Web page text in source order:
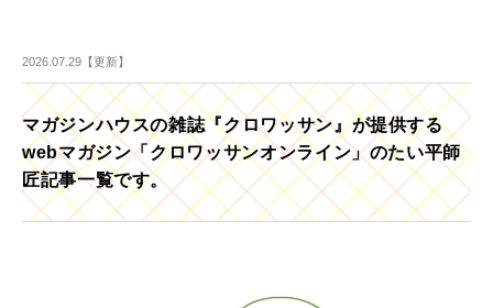
2026.07.29【更新】
マガジンハウスの雑誌『クロワッサン』が提供する
webマガジン「クロワッサンオンライン」のたい平師
匠記事一覧です。